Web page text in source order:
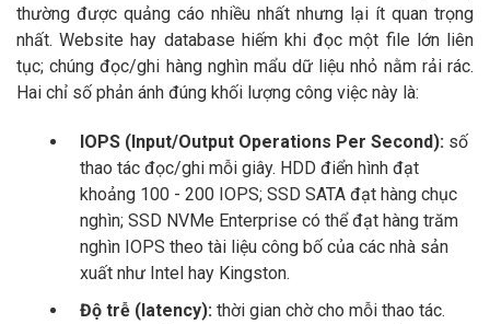
thường được quảng cáo nhiều nhất nhưng lại ít quan trọng
nhất. Website hay database hiếm khi đọc một file lớn liên
tục; chúng đọc/ghi hàng nghìn mẩu dữ liệu nhỏ nằm rải rác.
Hai chỉ số phản ánh đúng khối lượng công việc này là:
IOPS (Input/Output Operations Per Second): số
thao tác đọc/ghi mỗi giây. HDD điển hình đạt
khoảng 100 - 200 IOPS; SSD SATA đạt hàng chục
nghìn; SSD NVMe Enterprise có thể đạt hàng trăm
nghìn IOPS theo tài liệu công bố của các nhà sản
xuất như Intel hay Kingston.
Độ trễ (latency): thời gian chờ cho mỗi thao tác.